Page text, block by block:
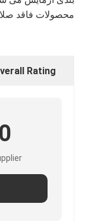
محصولات فاقد
Rating